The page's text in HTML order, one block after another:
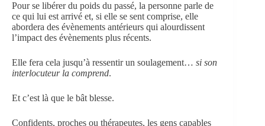
Pour se libérer du poids du passé, la personne parle de
ce qui lui est arrivé et, si elle se sent comprise, elle
abordera des évènements antérieurs qui alourdissent
l’impact des évènements plus récents.
Elle fera cela jusqu’à ressentir un soulagement… si son
interlocuteur la comprend.
Et c’est là que le bât blesse.
Confidents, proches ou thérapeutes, les gens capables